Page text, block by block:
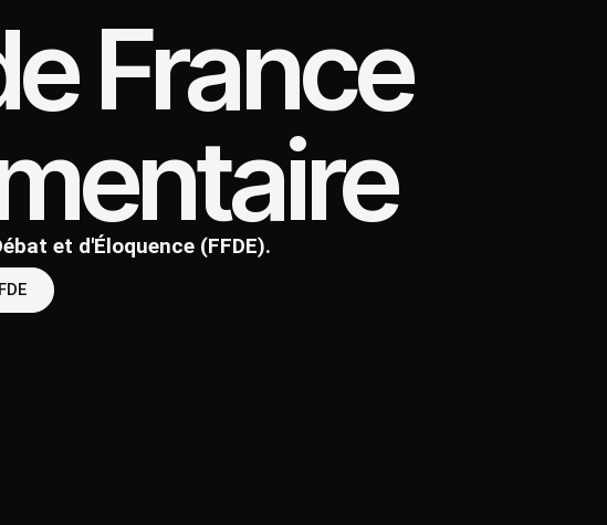
France
et d'Éloquence (FFDE).